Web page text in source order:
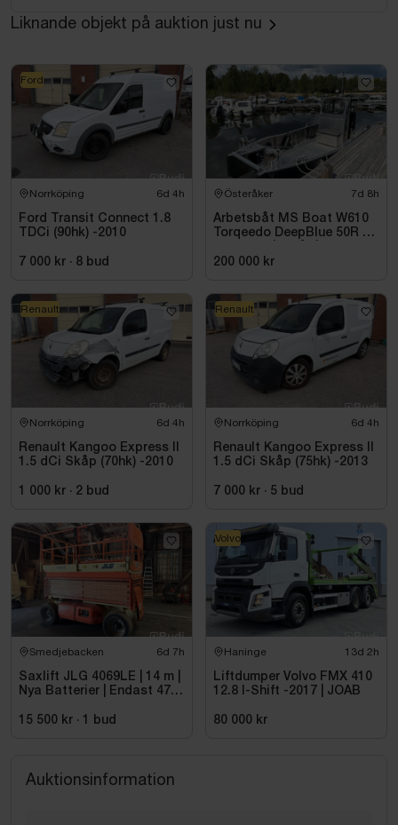
Liknande objekt på auktion just nu
Norrköping 6d 4h
Ford Transit Connect 1.8
TDCi (90hk) -2010
7 000 kr · 8 bud
Ford
Österåker 7d 8h
Arbetsbåt MS Boat W610
Torqeedo DeepBlue 50R 50
meter
200 000 kr
Norrköping 6d 4h
Renault Kangoo Express II
1.5 dCi Skåp (70hk) -2010
1 000 kr · 2 bud
Renault
Norrköping 6d 4h
Renault Kangoo Express II
1.5 dCi Skåp (75hk) -2013
7 000 kr · 5 bud
Renault
Smedjebacken 6d 7h
Saxlift JLG 4069LE | 14 m |
Nya Batterier | Endast 475
15 500 kr · 1 bud
Haninge 13d 2h
Liftdumper Volvo FMX 410
12.8 I-Shift -2017 | JOAB
80 000 kr
Volvo
Auktionsinformation